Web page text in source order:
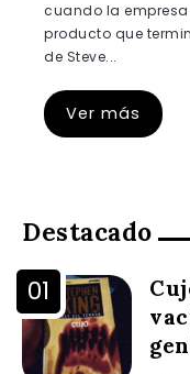
cuando la
producto que
de Steve...
Ver más
Destacado